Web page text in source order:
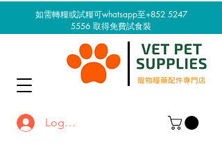
如需轉糧或試糧可whatsapp至+852 5247
5556 取得免費試食裝
Log In / Sign up